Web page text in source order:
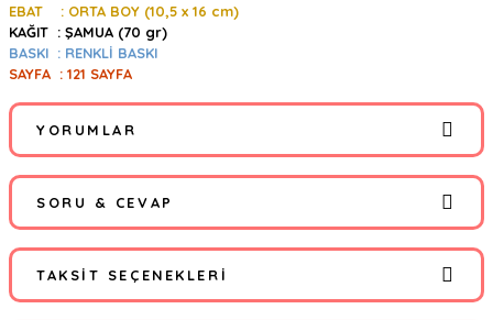
EBAT : ORTA BOY (10,5 x 16 cm)
KAĞIT : ŞAMUA (70 gr)
BASKI : RENKLİ BASKI
SAYFA : 121 SAYFA
YORUMLAR
Okunmalı
SORU & CEVAP
Ürün hakkında henüz soru sorulmamış.
TAKSIT SEÇENEKLERI